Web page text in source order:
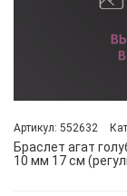
Артикул: 552632
Браслет агат
10 мм 17 см